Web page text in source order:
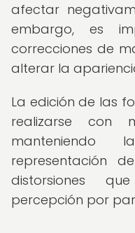
afectar
embargo, es
correcciones de
alterar la
La edición de las
realizarse con
representación
distorsiones
percepción por